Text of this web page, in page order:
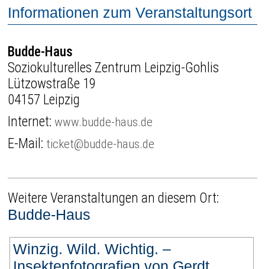
Informationen zum Veranstaltungsort
Budde-Haus
Soziokulturelles Zentrum Leipzig-Gohlis
Lützowstraße 19
04157 Leipzig
Internet:www.budde-haus.de
E-Mail: ticket@budde-haus.de
Weitere Veranstaltungen an diesem Ort:
Budde-Haus
Winzig. Wild. Wichtig. –